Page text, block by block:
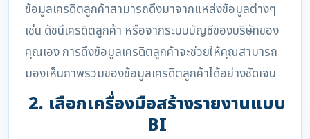
ข้อมูลเครดิตลูกค้าสามารถดึงมาจากแหล่งข้อมูลต่างๆ
เช่น ดัชนีเครดิตลูกค้า หรือจากระบบบัญชีของบริษัทของ
คุณเอง การดึงข้อมูลเครดิตลูกค้าจะช่วยให้คุณสามารถ
มองเห็นภาพรวมของข้อมูลเครดิตลูกค้าได้อย่างชัดเจน
2. เลือกเครื่องมือสร้างรายงานแบบ
BI